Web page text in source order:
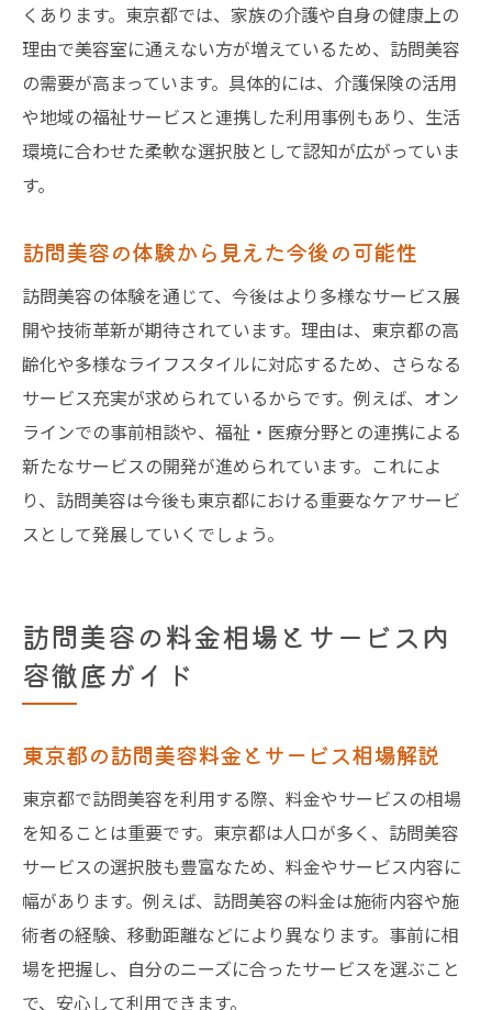
訪問美容サービス申請時の注意点を紹介
東京都で訪問美容を賢く選ぶコツと体験談
東京都で訪問美容サービスを選ぶポイント
口コミや評判で選ぶ訪問美容の選択基準
訪問美容選びで失敗しないための注意点
東京都で満足度の高い訪問美容体験を得る
方法
くあります。東京都では、家族の介護や自身の健康上の
理由で美容室に通えない方が増えているため、訪問美容
の需要が高まっています。具体的には、介護保険の活用
や地域の福祉サービスと連携した利用事例もあり、生活
環境に合わせた柔軟な選択肢として認知が広がっていま
す。
訪問美容の体験から見えた今後の可能性
訪問美容の体験を通じて、今後はより多様なサービス展
開や技術革新が期待されています。理由は、東京都の高
齢化や多様なライフスタイルに対応するため、さらなる
サービス充実が求められているからです。例えば、オン
ラインでの事前相談や、福祉・医療分野との連携による
新たなサービスの開発が進められています。これによ
り、訪問美容は今後も東京都における重要なケアサービ
スとして発展していくでしょう。
訪問美容の料金相場とサービス内
容徹底ガイド
東京都の訪問美容料金とサービス相場解説
東京都で訪問美容を利用する際、料金やサービスの相場
を知ることは重要です。東京都は人口が多く、訪問美容
サービスの選択肢も豊富なため、料金やサービス内容に
幅があります。例えば、訪問美容の料金は施術内容や施
術者の経験、移動距離などにより異なります。事前に相
場を把握し、自分のニーズに合ったサービスを選ぶこと
で、安心して利用できます。